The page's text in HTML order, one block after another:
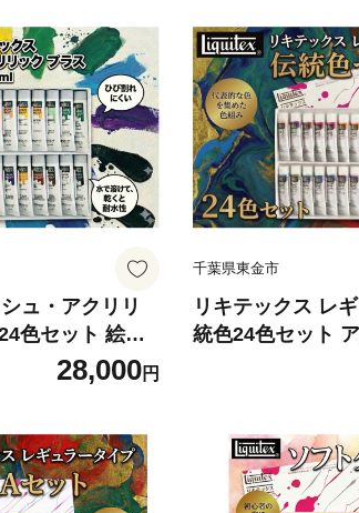
大掃除 清掃 千葉
j755860
ュ・アクリリ
色セット 絵具
ート制作 絵画教
リル アクリル絵
味 創作 色彩 発
上級者 立体作
無料 千葉県
28,000円
千葉県東金市
リキテックス レ
統色24色セット
画材 美術 イラス
リルカラー カラ
者 プロ 学校 美術
ね塗り 発色 鮮や
ン製品 水性アク